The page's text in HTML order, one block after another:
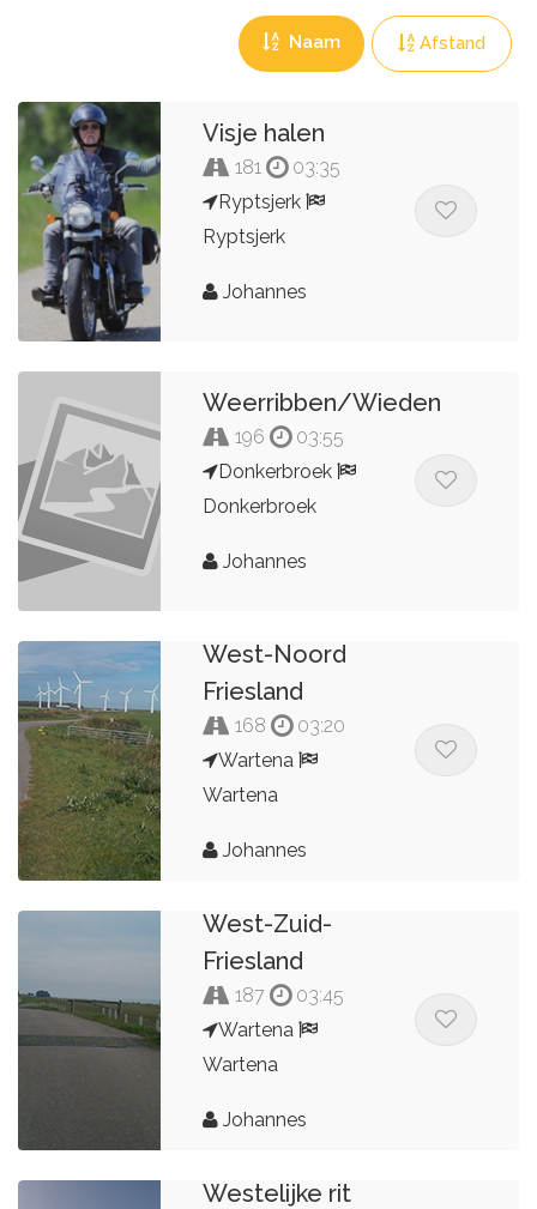
Naam Afstand
Visje halen
181
03:35
Ryptsjerk
Ryptsjerk
Johannes
Weerribben/Wieden
196
03:55
Donkerbroek
Donkerbroek
Johannes
West-Noord
Friesland
168
03:20
Wartena
Wartena
Johannes
West-Zuid-
Friesland
187
03:45
Wartena
Wartena
Johannes
Westelijke rit